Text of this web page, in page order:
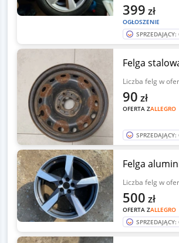
OGŁOSZENIE
399 zł
Felga
Liczba felg w
OFERTA ZALLEGRO
90 zł
Felga
Liczba felg w
OFERTA ZALLEGRO
500 zł